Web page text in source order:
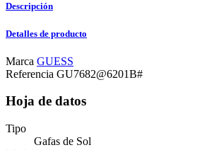
Descripción
Detalles de producto
Marca GUESS
Referencia GU7682@6201B#
Hoja de datos
Tipo
Gafas de Sol